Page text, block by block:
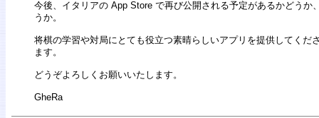
今後、イタリアの App Store で再び公開される予定があるかどうか
うか。
将棋の学習や対局にとても役立つ素晴らしいアプリを提供してくだ
ます。
どうぞよろしくお願いいたします。
GheRa